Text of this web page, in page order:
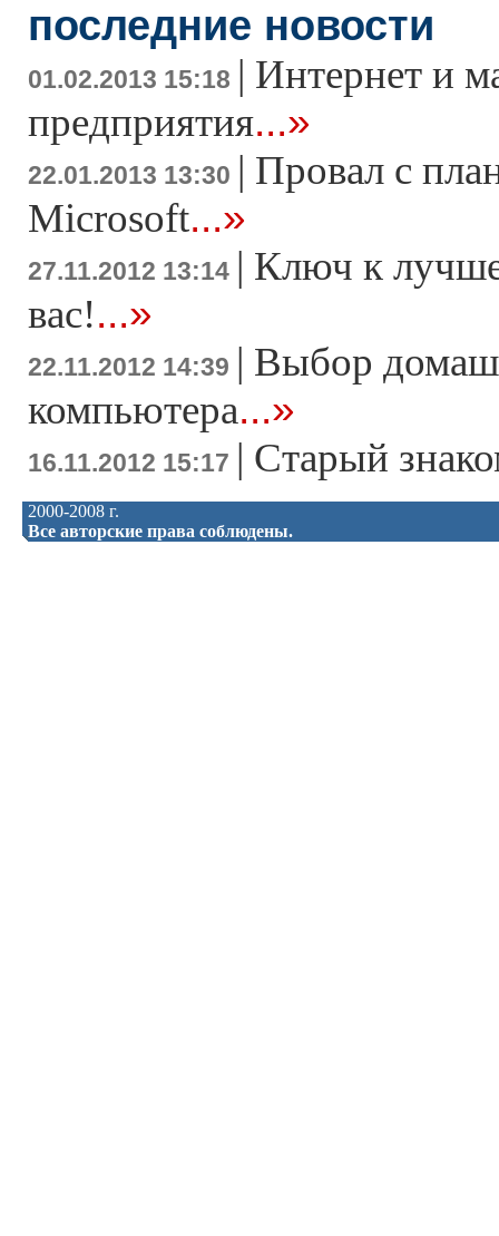
последние новости
01.02.2013 15:18 | Интернет и
предприятия...»
22.01.2013 13:30 | Провал с
Microsoft...»
27.11.2012 13:14 | Ключ к
вас!...»
22.11.2012 14:39 | Выбор
компьютера...»
16.11.2012 15:17 | Старый
2000-2008 г.
Все авторские права соблюдены.